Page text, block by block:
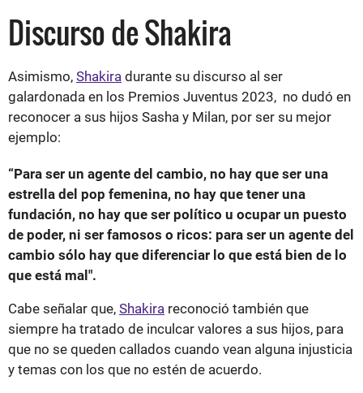
Discurso de Shakira
Asimismo, Shakira durante su discurso al ser
galardonada en los Premios Juventus 2023, no dudó en
reconocer a sus hijos Sasha y Milan, por ser su mejor
ejemplo:
“Para ser un agente del cambio, no hay que ser una
estrella del pop femenina, no hay que tener una
fundación, no hay que ser político u ocupar un puesto
de poder, ni ser famosos o ricos: para ser un agente del
cambio sólo hay que diferenciar lo que está bien de lo
que está mal".
Cabe señalar que, Shakira reconoció también que
siempre ha tratado de inculcar valores a sus hijos, para
que no se queden callados cuando vean alguna injusticia
y temas con los que no estén de acuerdo.